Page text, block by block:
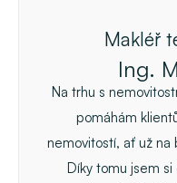
Makléř
Ing.
Na trhu s
pomáhám
nemovitostí, ať už
Díky tomu jsem si